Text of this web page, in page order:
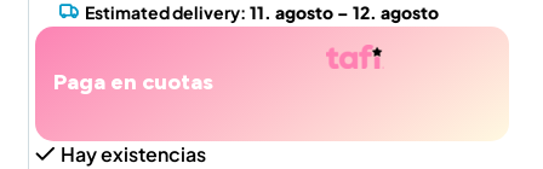
Estimated delivery: 11. agosto – 12. agosto
Paga en cuotas
Hay existencias